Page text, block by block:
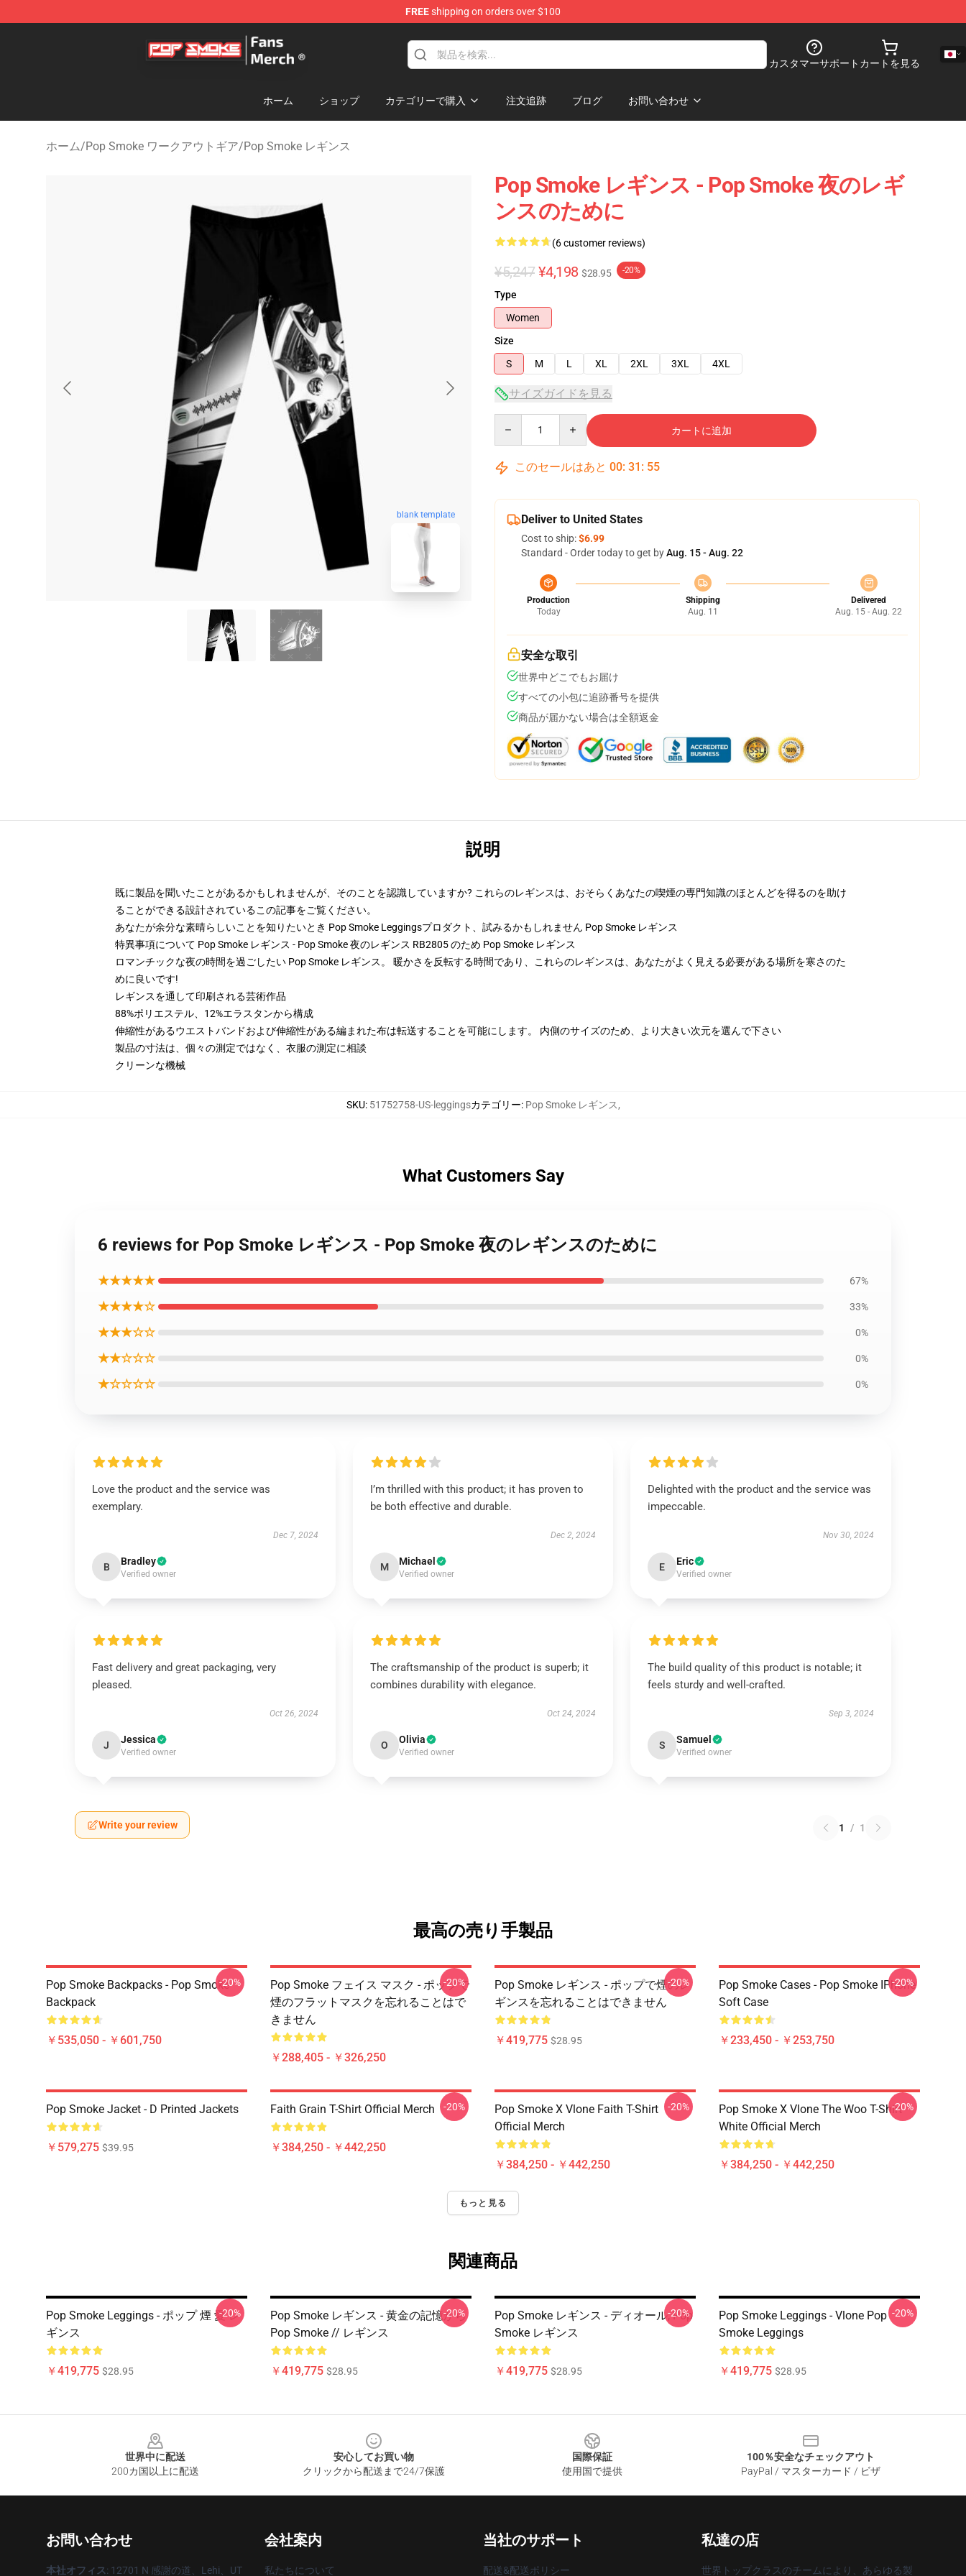
FREEshipping on orders over $100
Pop Smoke Store - Official Pop Smoke Merchandise Shop
カスタマーサポート カートを見る
ホーム ショップ カテゴリーで購入 注文追跡 ブログ お問い合わせ
ホーム/Pop Smoke ワークアウトギア/Pop Smoke レギンス
blank template
Pop Smoke レギンス - Pop Smoke 夜のレギ
ンスのために
(6 customer reviews)
¥5,247 ¥4,198 $28.95 -20%
Type
Women
Size
S
M L XL 2XL 3XL 4XL
サイズガイドを見る
カートに追加
このセールはあと 00: 31 : 54
Deliver to United States
Cost to ship:$6.99
Standard - Order today to get byAug. 15 - Aug. 22
Production
Today
Shipping
Aug. 11
Delivered
Aug. 15 - Aug. 22
安全な取引
世界中どこでもお届け
すべての小包に追跡番号を提供
商品が届かない場合は全額返金
説明
既に製品を聞いたことがあるかもしれませんが、そのことを認識していますか? これらのレギンスは、おそらくあなたの喫煙の専門知識のほとんどを得るのを助け
ることができる設計されているこの記事をご覧ください。
あなたが余分な素晴らしいことを知りたいとき Pop Smoke Leggingsプロダクト、試みるかもしれません Pop Smoke レギンス
特異事項について Pop Smoke レギンス - Pop Smoke 夜のレギンス RB2805 のため Pop Smoke レギンス
ロマンチックな夜の時間を過ごしたい Pop Smoke レギンス。 暖かさを反転する時間であり、これらのレギンスは、あなたがよく見える必要がある場所を寒さのた
めに良いです!
レギンスを通して印刷される芸術作品
88%ポリエステル、12%エラスタンから構成
伸縮性があるウエストバンドおよび伸縮性がある編まれた布は転送することを可能にします。 内側のサイズのため、より大きい次元を選んで下さい
製品の寸法は、個々の測定ではなく、衣服の測定に相談
クリーンな機械
SKU: 51752758-US-leggingsカテゴリー: Pop Smoke レギンス,
What Customers Say
6 reviews for Pop Smoke レギンス - Pop Smoke 夜のレギンスのために
★★★★★ 67%
★★★★☆ 33%
★★★☆☆ 0%
★★☆☆☆ 0%
★☆☆☆☆ 0%
Love the product and the service was
exemplary.
Dec 7, 2024
B Bradley
Verified owner
I’m thrilled with this product; it has proven to
be both effective and durable.
Dec 2, 2024
M Michael
Verified owner
Delighted with the product and the service was
impeccable.
Nov 30, 2024
E Eric
Verified owner
Fast delivery and great packaging, very
pleased.
Oct 26, 2024
J Jessica
Verified owner
The craftsmanship of the product is superb; it
combines durability with elegance.
Oct 24, 2024
O Olivia
Verified owner
The build quality of this product is notable; it
feels sturdy and well-crafted.
Sep 3, 2024
S Samuel
Verified owner
Write your review 1 / 1
最高の売り手製品
Pop Smoke Backpacks - Pop Smoke
Backpack
￥535,050 - ￥601,750
-20%
Pop Smoke フェイス マスク - ポップで
煙のフラットマスクを忘れることはで
きません
￥288,405 - ￥326,250
-20%
Pop Smoke レギンス - ポップで煙のレ
ギンスを忘れることはできません
￥419,775 $28.95
-20%
Pop Smoke Cases - Pop Smoke IPhone
Soft Case
￥233,450 - ￥253,750
-20%
Pop Smoke Jacket - D Printed Jackets
￥579,275 $39.95
Faith Grain T-Shirt Official Merch
￥384,250 - ￥442,250
-20%
Pop Smoke X Vlone Faith T-Shirt
Official Merch
￥384,250 - ￥442,250
-20%
Pop Smoke X Vlone The Woo T-Shirt
White Official Merch
￥384,250 - ￥442,250
-20%
もっと見る
関連商品
Pop Smoke Leggings - ポップ 煙 愛 レ
ギンス
￥419,775 $28.95
-20%
Pop Smoke レギンス - 黄金の記憶から
Pop Smoke // レギンス
￥419,775 $28.95
-20%
Pop Smoke レギンス - ディオール, Pop
Smoke レギンス
￥419,775 $28.95
-20%
Pop Smoke Leggings - Vlone Pop
Smoke Leggings
￥419,775 $28.95
-20%
世界中に配送
200カ国以上に配送
安心してお買い物
クリックから配送まで24/7保護
国際保証
使用国で提供
100％安全なチェックアウト
PayPal / マスターカード / ビザ
お問い合わせ
本社オフィス: 12701 N 感謝の道、Lehi、UT
会社案内
私たちについて
当社のサポート
配送&配送ポリシー
私達の店
世界トップクラスのチームにより、あらゆる製